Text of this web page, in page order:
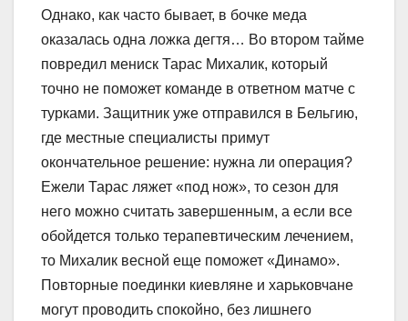
Однако, как часто бывает, в бочке меда
оказалась одна ложка дегтя… Во втором тайме
повредил мениск Тарас Михалик, который
точно не поможет команде в ответном матче с
турками. Защитник уже отправился в Бельгию,
где местные специалисты примут
окончательное решение: нужна ли операция?
Ежели Тарас ляжет «под нож», то сезон для
него можно считать завершенным, а если все
обойдется только терапевтическим лечением,
то Михалик весной еще поможет «Динамо».
Повторные поединки киевляне и харьковчане
могут проводить спокойно, без лишнего